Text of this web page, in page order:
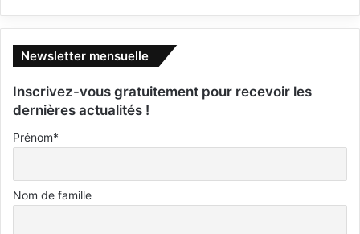
Newsletter mensuelle
Inscrivez-vous gratuitement pour recevoir les
dernières actualités !
Prénom*
Nom de famille